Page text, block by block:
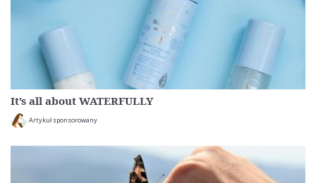
It’s all about WATERFULLY
Artykuł sponsorowany